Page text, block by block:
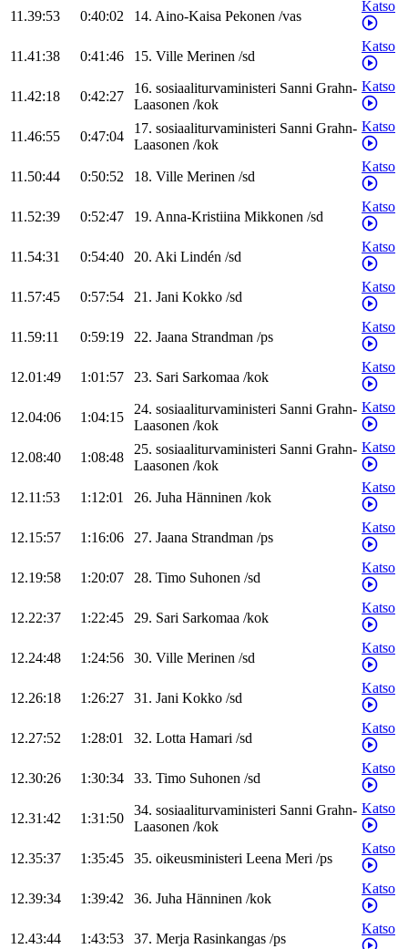
11.39:53 0:40:02 14. Aino-Kaisa Pekonen /vas
Katso
11.41:38 0:41:46 15. Ville Merinen /sd
Katso
11.42:18 0:42:27
16. sosiaaliturvaministeri Sanni Grahn-
Laasonen /kok
Katso
11.46:55 0:47:04
17. sosiaaliturvaministeri Sanni Grahn-
Laasonen /kok
Katso
11.50:44 0:50:52 18. Ville Merinen /sd
Katso
11.52:39 0:52:47 19. Anna-Kristiina Mikkonen /sd
Katso
11.54:31 0:54:40 20. Aki Lindén /sd
Katso
11.57:45 0:57:54 21. Jani Kokko /sd
Katso
11.59:11 0:59:19 22. Jaana Strandman /ps
Katso
12.01:49 1:01:57 23. Sari Sarkomaa /kok
Katso
12.04:06 1:04:15
24. sosiaaliturvaministeri Sanni Grahn-
Laasonen /kok
Katso
12.08:40 1:08:48
25. sosiaaliturvaministeri Sanni Grahn-
Laasonen /kok
Katso
12.11:53 1:12:01 26. Juha Hänninen /kok
Katso
12.15:57 1:16:06 27. Jaana Strandman /ps
Katso
12.19:58 1:20:07 28. Timo Suhonen /sd
Katso
12.22:37 1:22:45 29. Sari Sarkomaa /kok
Katso
12.24:48 1:24:56 30. Ville Merinen /sd
Katso
12.26:18 1:26:27 31. Jani Kokko /sd
Katso
12.27:52 1:28:01 32. Lotta Hamari /sd
Katso
12.30:26 1:30:34 33. Timo Suhonen /sd
Katso
12.31:42 1:31:50
34. sosiaaliturvaministeri Sanni Grahn-
Laasonen /kok
Katso
12.35:37 1:35:45 35. oikeusministeri Leena Meri /ps
Katso
12.39:34 1:39:42 36. Juha Hänninen /kok
Katso
12.43:44 1:43:53 37. Merja Rasinkangas /ps
Katso